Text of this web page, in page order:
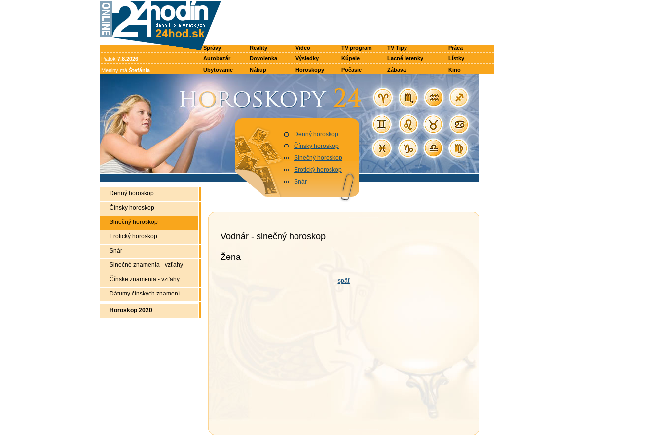
Správy Reality Video TV program TV Tipy
Práca
Piatok 7.8.2026 Autobazár Dovolenka Výsledky Kúpele Lacné letenky
Lístky
Meniny má Štefánia Ubytovanie Nákup Horoskopy Počasie Zábava Kino
Denný horoskop
Čínsky horoskop
Slnečný horoskop
Erotický horoskop
Snár
Denný horoskop
Čínsky horoskop
Slnečný horoskop
Erotický horoskop
Snár
Slnečné znamenia - vzťahy
Čínske znamenia - vzťahy
Dátumy čínskych znamení
Horoskop 2020
Vodnár - slnečný horoskop
Žena
späť